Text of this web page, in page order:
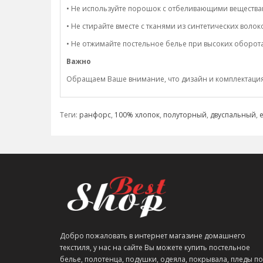
• Не используйте порошок с отбеливающими
• Не стирайте вместе с тканями из синтетических
• Не отжимайте постельное белье при высоких
Важно
Обращаем Ваше внимание, что дизайн и комплектация
Теги: ранфорс, 100% хлопок, полуторный, двуспальный,
Добро пожаловать в интернет магазине домашнего
текстиля, у нас на сайте Вы можете купить постельное
белье, полотенца, подушки, одеяла, покрывала, пледы по